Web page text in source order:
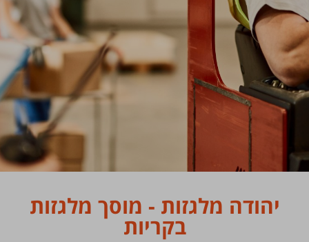
יהודה מלגזות - מוסך מלגזות
בקריות